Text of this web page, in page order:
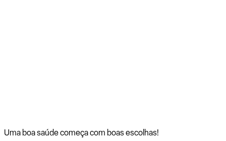
Uma boa saúde começa com boas escolhas!